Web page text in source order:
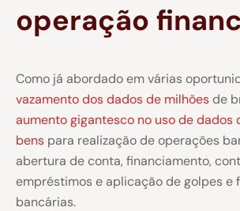
operação
Como já abordado em várias
vazamento dos dados de milhõesde
aumento gigantesco no uso de dados
bens para realização de operações
abertura de conta, financiamento,
empréstimos e aplicação de golpes e
bancárias.